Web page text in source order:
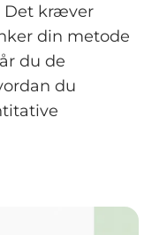
Det kræver
din metode
du de
du